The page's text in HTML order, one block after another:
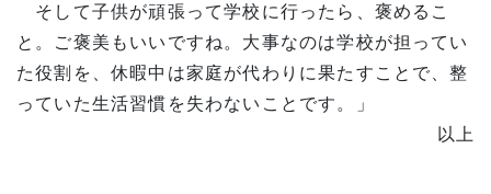
そして子供が頑張って学校に行ったら、褒めるこ
と。ご褒美もいいですね。大事なのは学校が担ってい
た役割を、休暇中は家庭が代わりに果たすことで、整
っていた生活習慣を失わないことです。」
以上